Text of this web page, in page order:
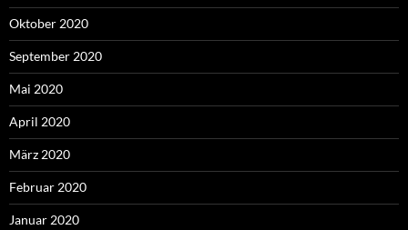
Oktober 2020
September 2020
Mai 2020
April 2020
März 2020
Februar 2020
Januar 2020